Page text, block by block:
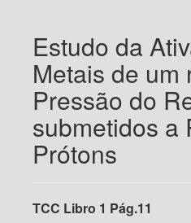
Estudo da
Metais de um
Pressão do
submetidos a
Prótons
TCC Libro 1 Pág.11